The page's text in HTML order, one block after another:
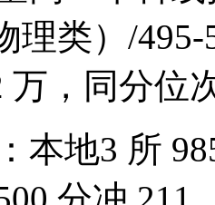
理类）/
万，同分位
本地3 所